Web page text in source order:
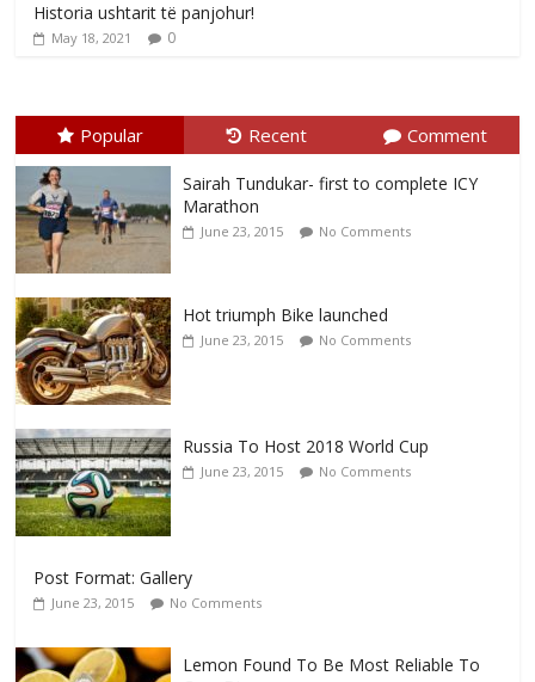
Historia ushtarit të panjohur!
May 18, 2021 0
Popular Recent Comment
Sairah Tundukar- first to complete ICY
Marathon
June 23, 2015 No Comments
Hot triumph Bike launched
June 23, 2015 No Comments
Russia To Host 2018 World Cup
June 23, 2015 No Comments
Post Format: Gallery
June 23, 2015 No Comments
Lemon Found To Be Most Reliable To